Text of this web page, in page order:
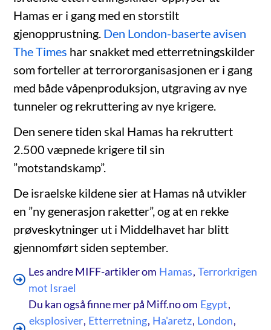
Hamas er i gang med en storstilt
gjenopprustning. Den London-baserte avisen
The Times har snakket med etterretningskilder
som forteller at terrororganisasjonen er i gang
med både våpenproduksjon, utgraving av nye
tunneler og rekruttering av nye krigere.
Den senere tiden skal Hamas ha rekruttert
2.500 væpnede krigere til sin
”motstandskamp”.
De israelske kildene sier at Hamas nå utvikler
en ”ny generasjon raketter”, og at en rekke
prøveskytninger ut i Middelhavet har blitt
gjennomført siden september.
Les andre MIFF-artikler om Hamas, Terrorkrigen
mot Israel
Du kan også finne mer på Miff.no om Egypt,
eksplosiver, Etterretning, Ha'aretz, London,